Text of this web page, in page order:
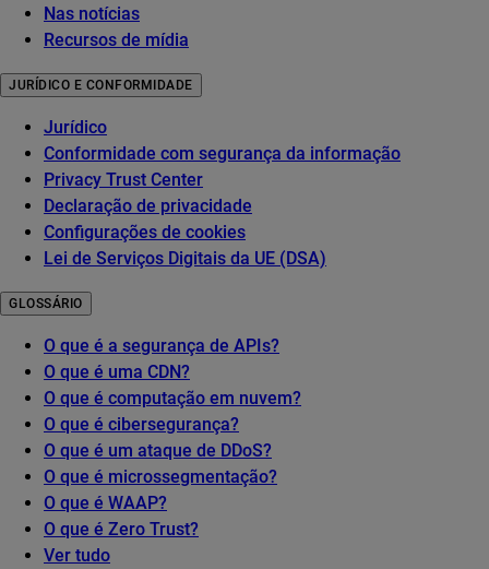
Nas notícias
Recursos de mídia
JURÍDICO E CONFORMIDADE
Jurídico
Conformidade com segurança da informação
Privacy Trust Center
Declaração de privacidade
Configurações de cookies
Lei de Serviços Digitais da UE (DSA)
GLOSSÁRIO
O que é a segurança de APIs?
O que é uma CDN?
O que é computação em nuvem?
O que é cibersegurança?
O que é um ataque de DDoS?
O que é microssegmentação?
O que é WAAP?
O que é Zero Trust?
Ver tudo